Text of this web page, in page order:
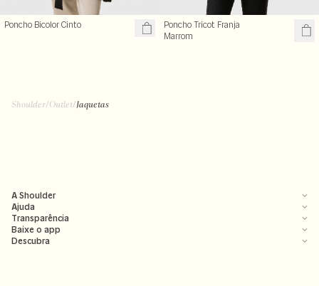
Poncho Bicolor Cinto
Poncho Tricot Franja
Marrom
Shoulder/Outlet/Jaquetas
A Shoulder
Ajuda
Transparência
Baixe o app
Descubra